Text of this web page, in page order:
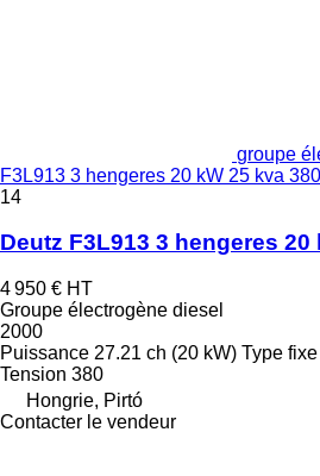
groupe
F3L913 3 hengeres 20 kW 25 kva
14
Deutz F3L913 3 hengeres 20
4 950 € HT
Groupe électrogène diesel
2000
Puissance 27.21 ch (20 kW) Type fixe
Tension 380
Hongrie, Pirtó
Contacter le vendeur